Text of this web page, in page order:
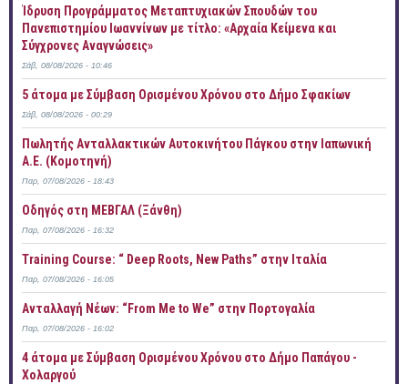
Ίδρυση Προγράμματος Μεταπτυχιακών Σπουδών του
Πανεπιστημίου Ιωαννίνων με τίτλο: «Αρχαία Κείμενα και
Σύγχρονες Αναγνώσεις»
Σάβ, 08/08/2026 - 10:46
5 άτομα με Σύμβαση Ορισμένου Χρόνου στο Δήμο Σφακίων
Σάβ, 08/08/2026 - 00:29
Πωλητής Ανταλλακτικών Αυτοκινήτου Πάγκου στην Ιαπωνική
Α.Ε. (Κομοτηνή)
Παρ, 07/08/2026 - 18:43
Οδηγός στη ΜΕΒΓΑΛ (Ξάνθη)
Παρ, 07/08/2026 - 16:32
Training Course: “ Deep Roots, New Paths” στην Ιταλία
Παρ, 07/08/2026 - 16:05
Ανταλλαγή Νέων: “From Me to We” στην Πορτογαλία
Παρ, 07/08/2026 - 16:02
4 άτομα με Σύμβαση Ορισμένου Χρόνου στο Δήμο Παπάγου -
Χολαργού